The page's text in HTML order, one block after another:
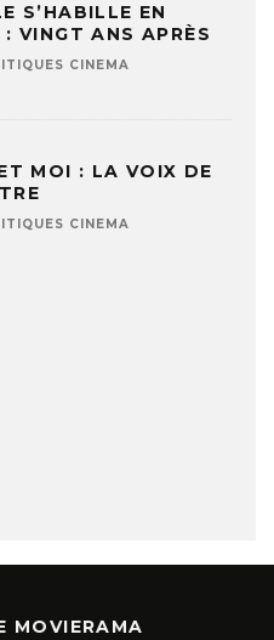
S’HABILLE EN
VINGT ANS APRÈS
CINEMA
MOI : LA VOIX DE
CINEMA
MOVIERAMA